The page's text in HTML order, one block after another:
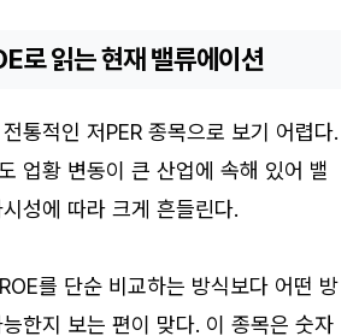
로 읽는 현재 밸류에이션
통적인 저PER 종목으로 보기 어렵다.
업황 변동이 큰 산업에 속해 있어 밸
성에 따라 크게 흔들린다.
를 단순 비교하는 방식보다 어떤 방
한지 보는 편이 맞다. 이 종목은 숫자